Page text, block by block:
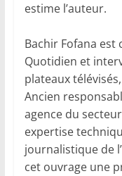
estime l’auteur.
Bachir Fofana
Quotidien et
plateaux
Ancien
agence du
expertise
journalistique de
cet ouvrage une